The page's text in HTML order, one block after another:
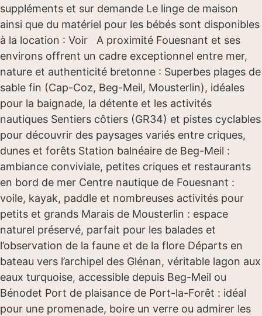
suppléments et sur demande Le linge de maison
ainsi que du matériel pour les bébés sont disponibles
à la location : Voir A proximité Fouesnant et ses
environs offrent un cadre exceptionnel entre mer,
nature et authenticité bretonne : Superbes plages de
sable fin (Cap-Coz, Beg-Meil, Mousterlin), idéales
pour la baignade, la détente et les activités
nautiques Sentiers côtiers (GR34) et pistes cyclables
pour découvrir des paysages variés entre criques,
dunes et forêts Station balnéaire de Beg-Meil :
ambiance conviviale, petites criques et restaurants
en bord de mer Centre nautique de Fouesnant :
voile, kayak, paddle et nombreuses activités pour
petits et grands Marais de Mousterlin : espace
naturel préservé, parfait pour les balades et
l’observation de la faune et de la flore Départs en
bateau vers l’archipel des Glénan, véritable lagon aux
eaux turquoise, accessible depuis Beg-Meil ou
Bénodet Port de plaisance de Port-la-Forêt : idéal
pour une promenade, boire un verre ou admirer les